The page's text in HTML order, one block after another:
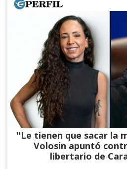
"Le tienen que sacar la
Volosin apuntó
libertario de